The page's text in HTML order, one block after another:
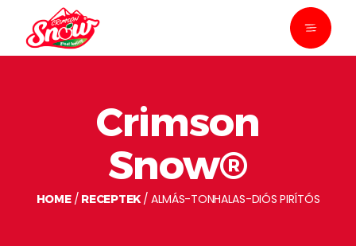
Crimson
Snow®
HOME RECEPTEK ALMÁS-TONHALAS-DIÓS PIRÍTÓS